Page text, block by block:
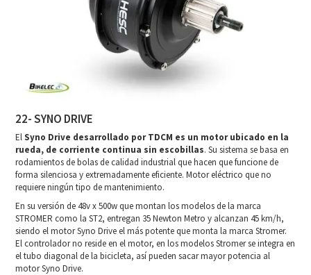
22- SYNO DRIVE
ElSyno Drive desarrollado por TDCM es un motor ubicado en la
rueda, de corriente continua sin escobillas. Su sistema se basa en
rodamientos de bolas de calidad industrial que hacen que funcione de
forma silenciosa y extremadamente eficiente. Motor eléctrico que no
requiere ningún tipo de mantenimiento.
En su versión de 48v x 500w que montan los modelos de la marca
STROMER como la ST2, entregan 35 Newton Metro y alcanzan 45 km/h,
siendo el motor Syno Drive el más potente que monta la marca Stromer.
El controlador no reside en el motor, en los modelos Stromer se integra en
el tubo diagonal de la bicicleta, así pueden sacar mayor potencia al
motor Syno Drive.